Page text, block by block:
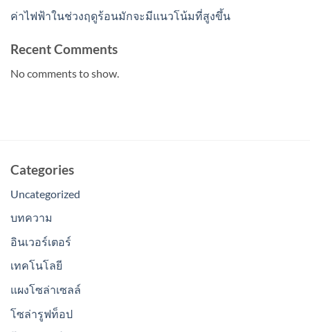
ค่าไฟฟ้าในช่วงฤดูร้อนมักจะมีแนวโน้มที่สูงขึ้น
Recent Comments
No comments to show.
Categories
Uncategorized
บทความ
อินเวอร์เตอร์
เทคโนโลยี
แผงโซล่าเซลล์
โซล่ารูฟท็อป